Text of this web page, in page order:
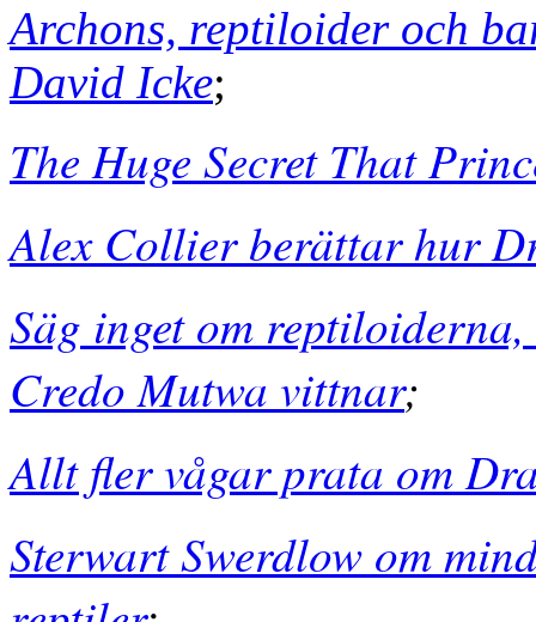
Archons, reptiloider och
David Icke;
The Huge Secret That
Alex Collier berättar hur
Säg inget om
Credo Mutwa vittnar;
Allt fler vågar prata om
Sterwart Swerdlow om